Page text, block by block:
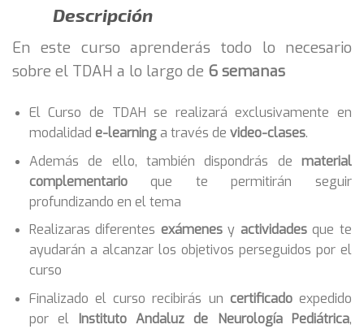
Descripción
En este curso aprenderás todo lo necesario
sobre el TDAH a lo largo de 6 semanas
El Curso de TDAH se realizará exclusivamente en
modalidad e-learninga través de video-clases.
Además de ello, también dispondrás de material
complementarioque te permitirán seguir
profundizando en el tema
Realizaras diferentes exámenesy actividadesque te
ayudarán a alcanzar los objetivos perseguidos por el
curso
Finalizado el curso recibirás un certificadoexpedido
por el Instituto Andaluz de Neurología Pediátrica,